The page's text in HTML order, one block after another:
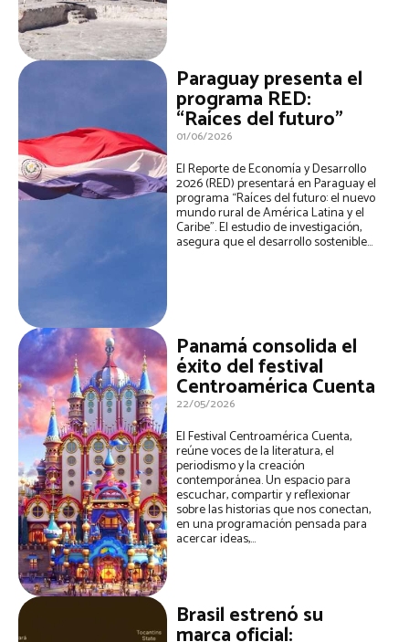
Paraguay presenta el
programa RED:
“Raíces del futuro”
01/06/2026
El Reporte de Economía y Desarrollo
2026 (RED) presentará en Paraguay el
programa “Raíces del futuro: el nuevo
mundo rural de América Latina y el
Caribe”. El estudio de investigación,
asegura que el desarrollo sostenible...
Panamá consolida el
éxito del festival
Centroamérica Cuenta
22/05/2026
El Festival Centroamérica Cuenta,
reúne voces de la literatura, el
periodismo y la creación
contemporánea. Un espacio para
escuchar, compartir y reflexionar
sobre las historias que nos conectan,
en una programación pensada para
acercar ideas,...
Brasil estrenó su